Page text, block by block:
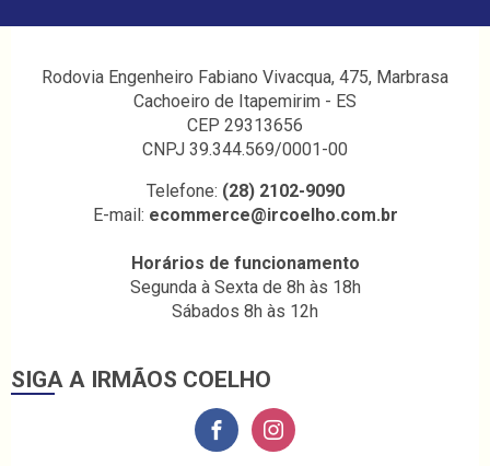
Rodovia Engenheiro Fabiano Vivacqua, 475, Marbrasa
Cachoeiro de Itapemirim - ES
CEP 29313656
CNPJ 39.344.569/0001-00
Telefone: (28) 2102-9090
E-mail: ecommerce@ircoelho.com.br
Horários de funcionamento
Segunda à Sexta de 8h às 18h
Sábados 8h às 12h
SIGA A IRMÃOS COELHO